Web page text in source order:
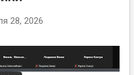
28, 2026